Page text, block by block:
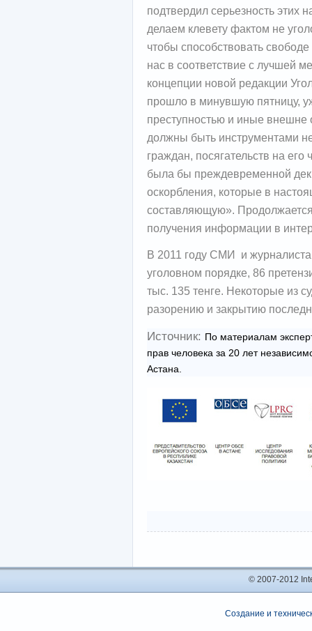
подтвердил серьезность
делаем клевету фактом не
чтобы способствовать
нас в соответствие с лучшей
концепции новой редакции
прошло в минувшую пятницу,
преступностью и иные
должны быть инструментами
граждан, посягательств на
была бы преждевременной
оскорбления, которые в
составляющую».
получения информации в
В 2011 году СМИ и
уголовном порядке, 86
тыс. 135 тенге. Некоторые из
разорению и закрытию
Источник: По материалам
прав человека за 20 лет
Астана.
© 2007-2012
Создание и